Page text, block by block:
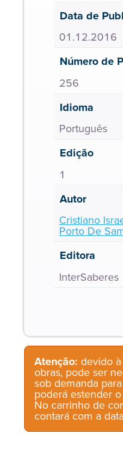
Data de
01.12.2016
Número de
256
Idioma
Português
Edição
1
Autor
Cristiano
Porto De
Editora
InterSaberes
Atenção: devido
obras, pode ser
sob demanda
poderá estender
No carrinho de
contará com a